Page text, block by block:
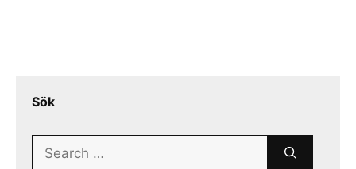
Sök
Search